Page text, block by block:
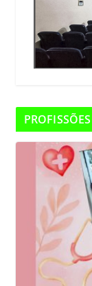
PROFISSÕES